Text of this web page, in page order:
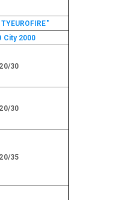
City 2000
30
30
35